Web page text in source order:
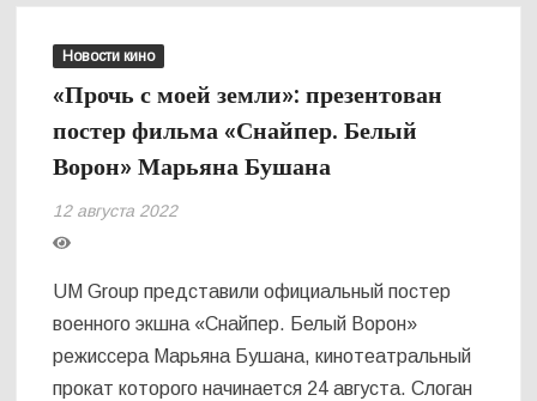
Новости кино
«Прочь с моей земли»: презентован
постер фильма «Снайпер. Белый
Ворон» Марьяна Бушана
12 августа 2022
UM Group представили официальный постер
военного экшна «Снайпер. Белый Ворон»
режиссера Марьяна Бушана, кинотеатральный
прокат которого начинается 24 августа. Слоган